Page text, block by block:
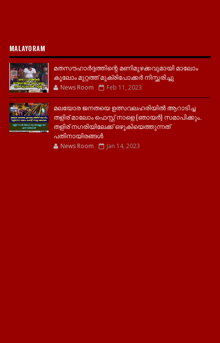
MALAYORAM
മതസൗഹാർദ്ദത്തിന്റെ മണിമുഴക്കവുമായി മാലോം
കൂലോം മുറ്റത്ത് മുക്രിപോക്കർ നിസ്ക്കരിച്ചു
News Room Feb 11, 2023
മലയോര ജനതയെ ഉത്സവലഹരിയിൽ ആറാടിച്ച
തളിര് മാലോം ഫെസ്റ്റ് നാളെ (ഞായർ) സമാപിക്കും..
തളിര് നഗരിയിലേക്ക് ഒഴുകിയെത്തുന്നത്
പതിനായിരങ്ങൾ
News Room Jan 14, 2023